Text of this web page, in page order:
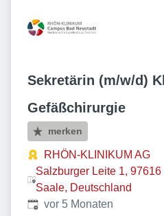
Sekretärin (m/w/d)
Gefäßchirurgie
merken
RHÖN-KLINIKUM AG
Salzburger Leite 1,
Saale, Deutschland
Veröffentlicht:
vor 5 Monaten